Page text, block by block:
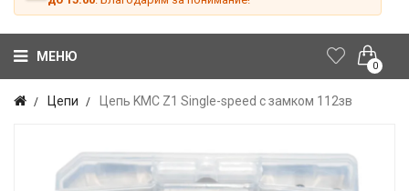
0
МЕНЮ
Цепи Цепь KMC Z1 Single-speed с замком 112зв